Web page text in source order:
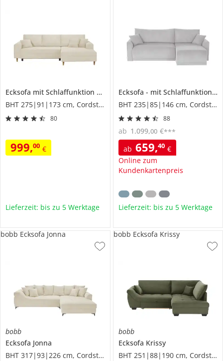
Ecksofa mit Schlaffunktion
Benedita
BHT 275|91|173 cm, Cordstoff
80
999,00 €
Lieferzeit: bis zu 5 Werktage
Ecksofa mit Schlaffunktion
BHT 235|85|146 cm, Cordstoff
88
ab 659,40 €
Online zum
Kundenkartenpreis
ab 1.099,00 €***
Lieferzeit: bis zu 5 Werktage
bobb
Ecksofa Jonna
BHT 317|93|226 cm, Cordstoff
bobb Ecksofa Jonna
bobb
Ecksofa Krissy
BHT 251|88|190 cm, Cordstoff
bobb Ecksofa Krissy